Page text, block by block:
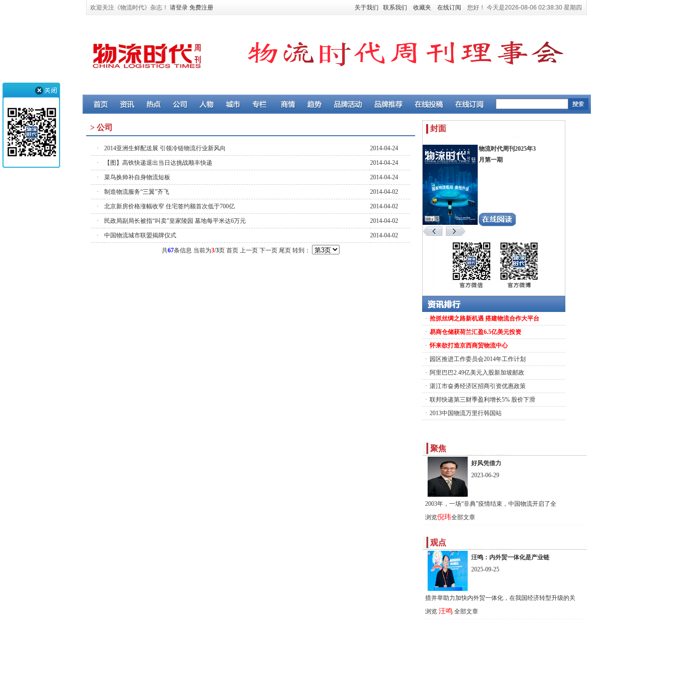
欢迎关注《物流时代》杂志！ 请登录 免费注册 关于我们 联系我们 收藏夹 在线订阅 您好！ 今天是2026-08-06 02:38:30 星期四
> 公司
· 2014亚洲生鲜配送展 引领冷链物流行业新风向 2014-04-24
· 【图】高铁快递退出当日达挑战顺丰快递 2014-04-24
· 菜鸟换帅补自身物流短板 2014-04-24
· 制造物流服务“三翼”齐飞 2014-04-02
· 北京新房价格涨幅收窄 住宅签约额首次低于700亿 2014-04-02
· 民政局副局长被指“叫卖”皇家陵园 墓地每平米达6万元 2014-04-02
· 中国物流城市联盟揭牌仪式 2014-04-02
共67条信息 当前为3/3页 首页 上一页 下一页 尾页 转到：
封面
物流时代周刊2025年3
月第一期
· 抢抓丝绸之路新机遇 搭建物流合作大平台
· 易商仓储获荷兰汇盈6.5亿美元投资
· 怀来欲打造京西商贸物流中心
· 园区推进工作委员会2014年工作计划​
· 阿里巴巴2.49亿美元入股新加坡邮政
· 湛江市奋勇经济区招商引资优惠政策
· 联邦快递第三财季盈利增长5% 股价下滑
· 2013中国物流万里行韩国站
聚焦
好风凭借力
2023-06-29
2003年，一场“非典”疫情结束，中国物流开启了全
浏览倪玮全部文章
观点
汪鸣：内外贸一体化是产业链
2025-09-25
措并举助力加快内外贸一体化，在我国经济转型升级的关
浏览 汪鸣全部文章